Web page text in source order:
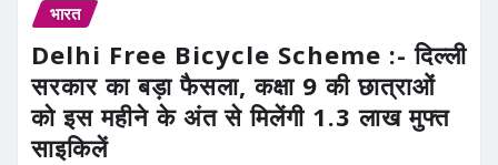
भारत
Delhi Free Bicycle Scheme :- दिल्ली
सरकार का बड़ा फैसला, कक्षा 9 की छात्राओं
को इस महीने के अंत से मिलेंगी 1.3 लाख मुफ्त
साइकिलें